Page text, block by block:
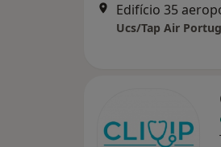
Edifício 35
Ucs/Tap Air